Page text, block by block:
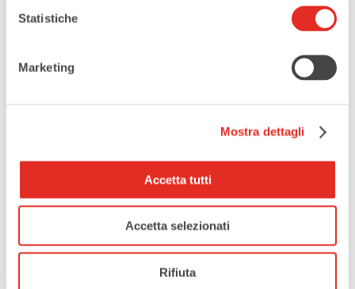
Statistiche
Marketing
Mostra dettagli
Accetta tutti
Accetta selezionati
Rifiuta